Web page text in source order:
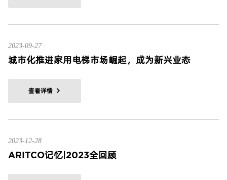
2023-09-27
城市化推进家用电梯市场崛起，成为新兴业态
查看详情
2023-12-28
ARITCO记忆|2023全回顾